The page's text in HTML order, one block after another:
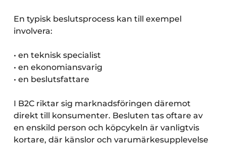
En typisk beslutsprocess kan till exempel
involvera:
• en teknisk specialist
• en ekonomiansvarig
• en beslutsfattare
I B2C riktar sig marknadsföringen däremot
direkt till konsumenter. Besluten tas oftare av
en enskild person och köpcykeln är vanligtvis
kortare, där känslor och varumärkesupplevelse